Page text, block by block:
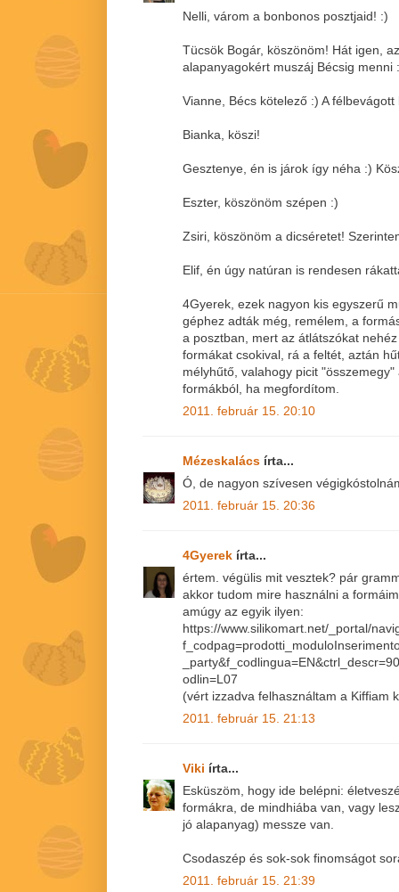
Nelli, várom a bonbonos posztjaid! :)
Tücsök Bogár, köszönöm! Hát igen,
alapanyagokért muszáj Bécsig menni
Vianne, Bécs kötelező :) A
Bianka, köszi!
Gesztenye, én is járok így néha :)
Eszter, köszönöm szépen :)
Zsiri, köszönöm a dicséretet!
Elif, én úgy natúran is rendesen
4Gyerek, ezek nagyon kis egyszerű
géphez adták még, remélem, a
a posztban, mert az átlátszókat
formákat csokival, rá a feltét, aztán
mélyhűtő, valahogy picit
formákból, ha megfordítom.
2011. február 15. 20:10
Mézeskalács írta...
Ó, de nagyon szívesen
2011. február 15. 20:36
4Gyerek írta...
értem. végülis mit vesztek? pár
akkor tudom mire használni a
amúgy az egyik ilyen:
https://www.silikomart.net/_portal/
odlin=L07
(vért izzadva felhasználtam a Kiffiam
2011. február 15. 21:13
Viki írta...
Esküszöm, hogy ide belépni:
formákra, de mindhiába van, vagy
jó alapanyag) messze van.
Csodaszép és sok-sok finomságot
2011. február 15. 21:39